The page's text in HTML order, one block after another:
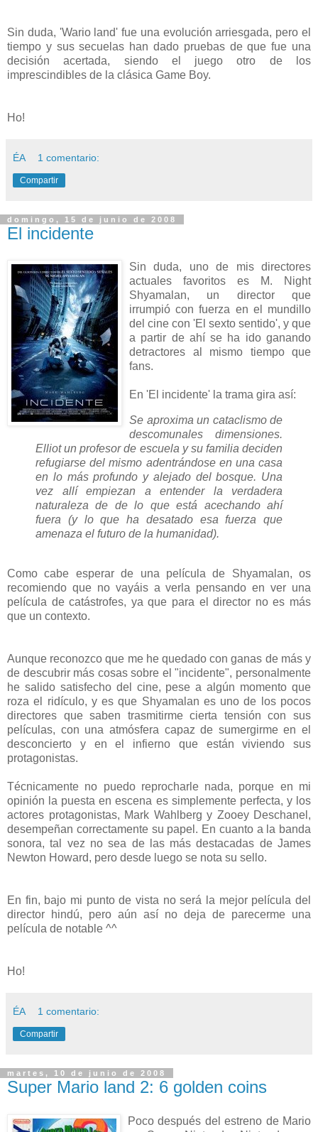
Sin duda, 'Wario land' fue una evolución arriesgada, pero el
tiempo y sus secuelas han dado pruebas de que fue una
decisión acertada, siendo el juego otro de los
imprescindibles de la clásica Game Boy.
Ho!
ÉA 1 comentario:
Compartir
domingo, 15 de junio de 2008
El incidente
Sin duda, uno de mis directores
actuales favoritos es M. Night
Shyamalan, un director que
irrumpió con fuerza en el mundillo
del cine con 'El sexto sentido', y que
a partir de ahí se ha ido ganando
detractores al mismo tiempo que
fans.
En 'El incidente' la trama gira así:
Se aproxima un cataclismo de
descomunales dimensiones.
Elliot un profesor de escuela y su familia deciden
refugiarse del mismo adentrándose en una casa
en lo más profundo y alejado del bosque. Una
vez allí empiezan a entender la verdadera
naturaleza de de lo que está acechando ahí
fuera (y lo que ha desatado esa fuerza que
amenaza el futuro de la humanidad).
Como cabe esperar de una película de Shyamalan, os
recomiendo que no vayáis a verla pensando en ver una
película de catástrofes, ya que para el director no es más
que un contexto.
Aunque reconozco que me he quedado con ganas de más y
de descubrir más cosas sobre el "incidente", personalmente
he salido satisfecho del cine, pese a algún momento que
roza el ridículo, y es que Shyamalan es uno de los pocos
directores que saben trasmitirme cierta tensión con sus
películas, con una atmósfera capaz de sumergirme en el
desconcierto y en el infierno que están viviendo sus
protagonistas.
Técnicamente no puedo reprocharle nada, porque en mi
opinión la puesta en escena es simplemente perfecta, y los
actores protagonistas, Mark Wahlberg y Zooey Deschanel,
desempeñan correctamente su papel. En cuanto a la banda
sonora, tal vez no sea de las más destacadas de James
Newton Howard, pero desde luego se nota su sello.
En fin, bajo mi punto de vista no será la mejor película del
director hindú, pero aún así no deja de parecerme una
película de notable ^^
Ho!
ÉA 1 comentario:
Compartir
martes, 10 de junio de 2008
Super Mario land 2: 6 golden coins
Poco después del estreno de Mario